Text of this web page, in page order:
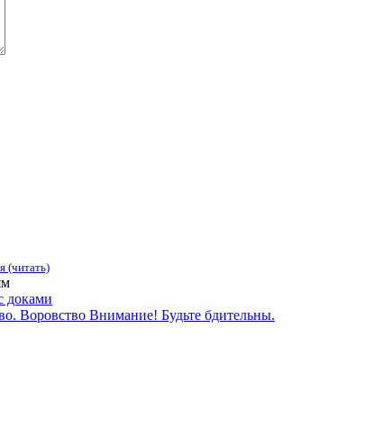
(читать)
доками
Воровство Внимание! Будьте бдительны.